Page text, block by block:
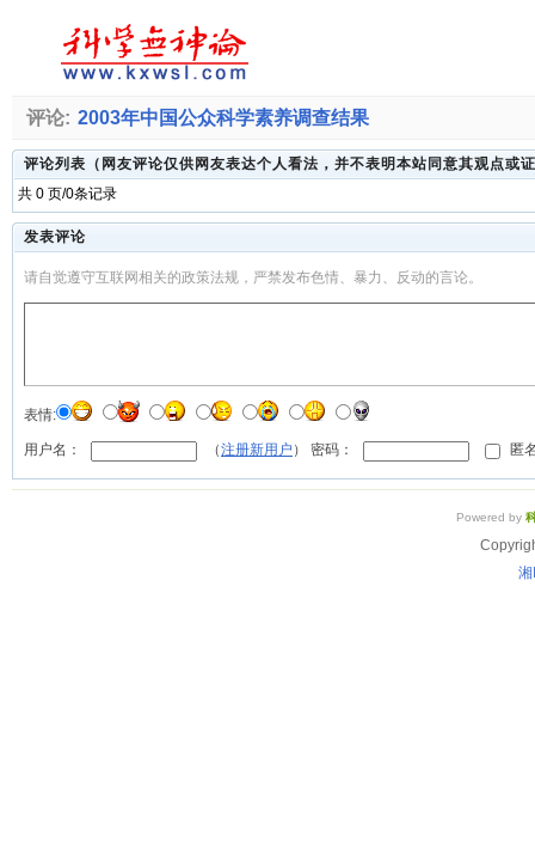
评论: 2003年中国公众科学素养调查结果
评论列表（网友评论仅供网友表达个人看法，并不表明本站同意其观点或
共 0 页/0条记录
发表评论
请自觉遵守互联网相关的政策法规，严禁发布色情、暴力、反动的言论。
表情:
用户名： （注册新用户 ） 密码： 匿
Powered by